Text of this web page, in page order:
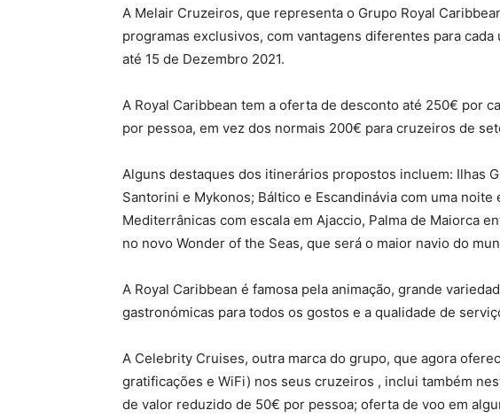
A Melair Cruzeiros, que representa o Grupo Royal
programas exclusivos, com vantagens diferentes para cada
até 15 de Dezembro 2021.
A Royal Caribbean tem a oferta de desconto até 250€ por
por pessoa, em vez dos normais 200€ para cruzeiros de
Alguns destaques dos itinerários propostos incluem: Ilhas
Santorini e Mykonos; Báltico e Escandinávia com uma noite
Mediterrânicas com escala em Ajaccio, Palma de Maiorca
no novo Wonder of the Seas, que será o maior navio do
A Royal Caribbean é famosa pela animação, grande
gastronómicas para todos os gostos e a qualidade de
A Celebrity Cruises, outra marca do grupo, que agora
gratificações e WiFi) nos seus cruzeiros , inclui também
de valor reduzido de 50€ por pessoa; oferta de voo em